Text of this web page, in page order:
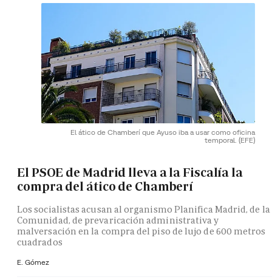
El ático de Chamberí que Ayuso iba a usar como oficina
temporal. (EFE)
El PSOE de Madrid lleva a la Fiscalía la
compra del ático de Chamberí
Los socialistas acusan al organismo Planifica Madrid, de la
Comunidad, de prevaricación administrativa y
malversación en la compra del piso de lujo de 600 metros
cuadrados
E. Gómez